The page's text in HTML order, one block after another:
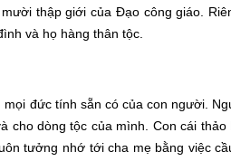
thập giới của Đạo công giáo.
và họ hàng thân tộc.
đức tính sẵn có của con người.
cho dòng tộc của mình. Con cái
tưởng nhớ tới cha mẹ bằng việc